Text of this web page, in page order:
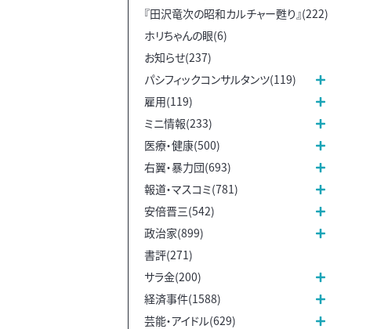
『田沢竜次の昭和カルチャー甦り』(222)
ホリちゃんの眼(6)
お知らせ(237)
パシフィックコンサルタンツ(119)
雇用(119)
ミニ情報(233)
医療・健康(500)
右翼・暴力団(693)
報道・マスコミ(781)
安倍晋三(542)
政治家(899)
書評(271)
サラ金(200)
経済事件(1588)
芸能・アイドル(629)